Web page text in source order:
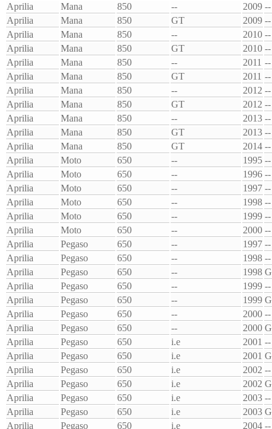
Aprilia
Mana 850 -- 2009 --
Aprilia
Mana 850 GT 2009 --
Aprilia
Mana 850 -- 2010 --
Aprilia
Mana 850 GT 2010 --
Aprilia
Mana 850 -- 2011 --
Aprilia
Mana 850 GT 2011 --
Aprilia
Mana 850 -- 2012 --
Aprilia
Mana 850 GT 2012 --
Aprilia
Mana 850 -- 2013 --
Aprilia
Mana 850 GT 2013 --
Aprilia
Mana 850 GT 2014 --
Aprilia
Moto 650 -- 1995 --
Aprilia
Moto 650 -- 1996 --
Aprilia
Moto 650 -- 1997 --
Aprilia
Moto 650 -- 1998 --
Aprilia
Moto 650 -- 1999 --
Aprilia
Moto 650 -- 2000 --
Aprilia
Pegaso 650 -- 1997 --
Aprilia
Pegaso 650 -- 1998 --
Aprilia
Pegaso 650 -- 1998
Aprilia
Pegaso 650 -- 1999 --
Aprilia
Pegaso 650 -- 1999
Aprilia
Pegaso 650 -- 2000 --
Aprilia
Pegaso 650 -- 2000
Aprilia
Pegaso 650 i.e 2001 --
Aprilia
Pegaso 650 i.e 2001
Aprilia
Pegaso 650 i.e 2002 --
Aprilia
Pegaso 650 i.e 2002
Aprilia
Pegaso 650 i.e 2003 --
Aprilia
Pegaso 650 i.e 2003
Aprilia
Pegaso 650 i.e 2004 --